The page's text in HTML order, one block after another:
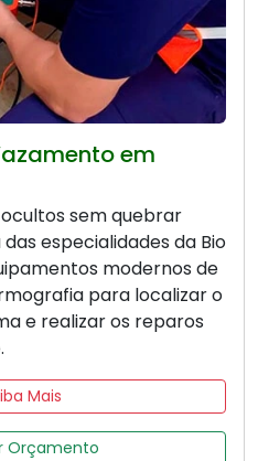
em
sem quebrar
especialidades da Bio
modernos de
para localizar o
e realizar os reparos
Mais
Orçamento